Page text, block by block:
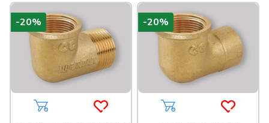
Aggiungi al carrelloAcquista più tardi
-20%
Aggiungi al carrello
-20%